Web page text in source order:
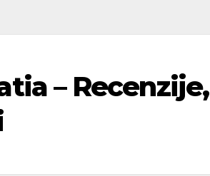
– Recenzije,